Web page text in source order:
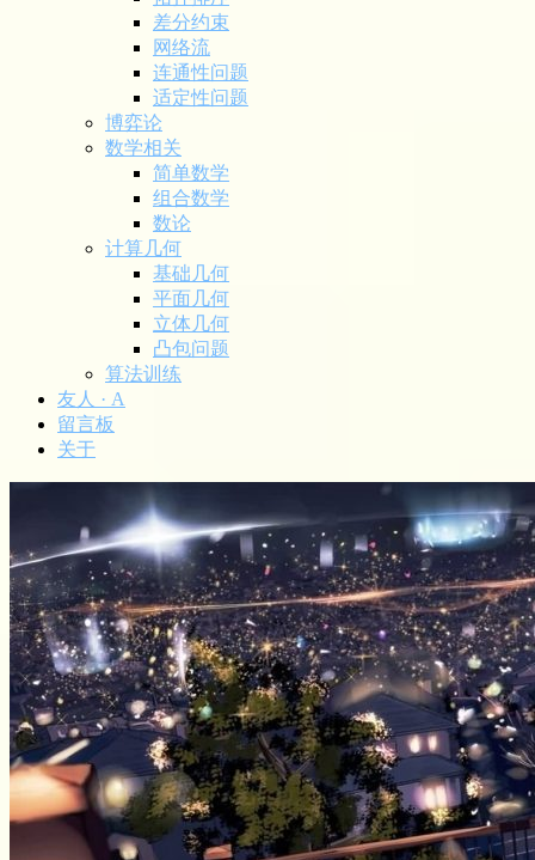
差分约束
网络流
连通性问题
适定性问题
博弈论
数学相关
简单数学
组合数学
数论
计算几何
基础几何
平面几何
立体几何
凸包问题
算法训练
友人 · A
留言板
关于